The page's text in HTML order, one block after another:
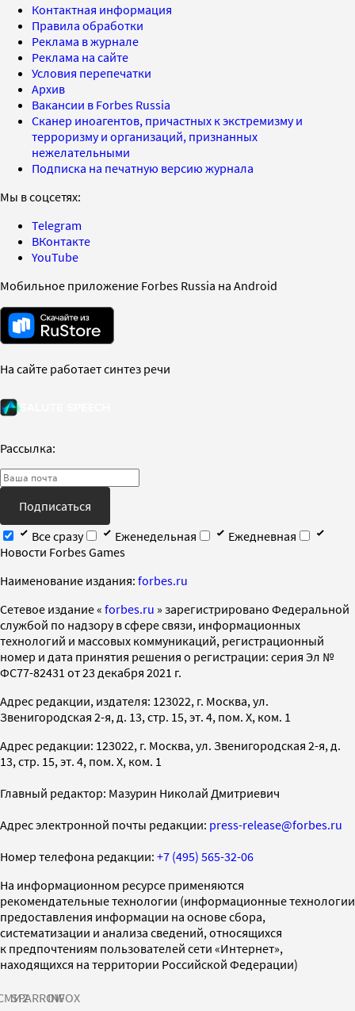
Контактная информация
Правила обработки
Реклама в журнале
Реклама на сайте
Условия перепечатки
Архив
Вакансии в Forbes Russia
Сканер иноагентов, причастных к экстремизму и
терроризму и организаций, признанных
нежелательными
Подписка на печатную версию журнала
Мы в соцсетях:
Telegram
ВКонтакте
YouTube
Мобильное приложение Forbes Russia на Android
На сайте работает синтез речи
Рассылка:
Подписаться
Все сразу
Еженедельная
Ежедневная
Новости Forbes Games
Наименование издания: forbes.ru
Cетевое издание « forbes.ru » зарегистрировано Федеральной
службой по надзору в сфере связи, информационных
технологий и массовых коммуникаций, регистрационный
номер и дата принятия решения о регистрации: серия Эл №
ФС77-82431 от 23 декабря 2021 г.
Адрес редакции, издателя: 123022, г. Москва, ул.
Звенигородская 2-я, д. 13, стр. 15, эт. 4, пом. X, ком. 1
Адрес редакции: 123022, г. Москва, ул. Звенигородская 2-я, д.
13, стр. 15, эт. 4, пом. X, ком. 1
Главный редактор: Мазурин Николай Дмитриевич
Адрес электронной почты редакции: press-release@forbes.ru
Номер телефона редакции: +7 (495) 565-32-06
На информационном ресурсе применяются
рекомендательные технологии (информационные технологии
предоставления информации на основе сбора,
систематизации и анализа сведений, относящихся
к предпочтениям пользователей сети «Интернет»,
находящихся на территории Российской Федерации)
SPARROWINFOX